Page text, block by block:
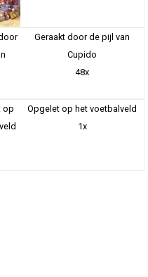
Geraakt door de pijl van
Cupido
48x
Opgelet op het voetbalveld
1x